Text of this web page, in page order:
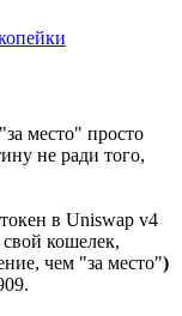
место" просто
не ради того,
в Uniswap v4
кошелек,
чем "за место")